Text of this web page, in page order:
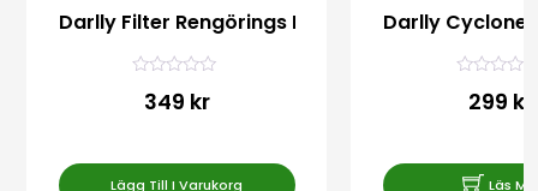
Darlly Filter Rengörings Hink
349 kr
Lägg Till I Varukorg
Darlly Cyclone
299 kr
Läs